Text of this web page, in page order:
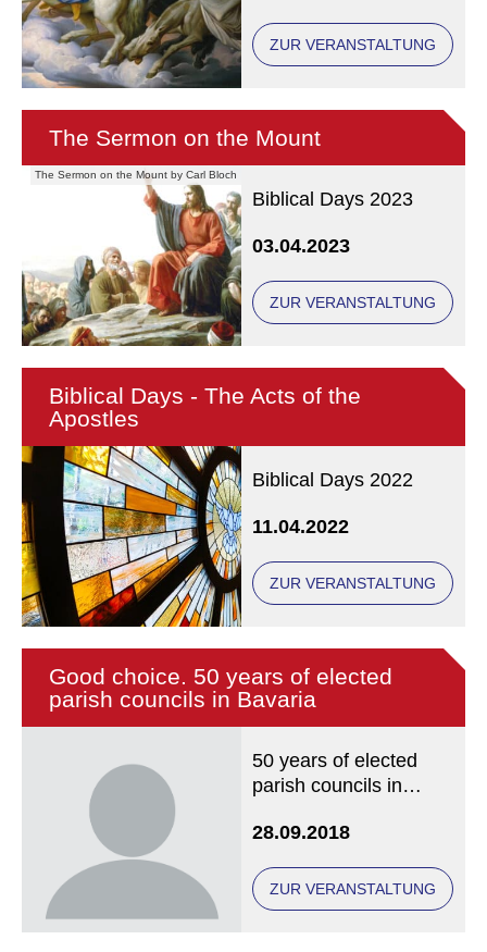
ZUR VERANSTALTUNG
The Sermon on the Mount by Carl Bloch
The Sermon on the Mount
Biblical Days 2023
03.04.2023
ZUR VERANSTALTUNG
Biblical Days - The Acts of the
Apostles
Biblical Days 2022
11.04.2022
ZUR VERANSTALTUNG
Good choice. 50 years of elected
parish councils in Bavaria
50 years of elected
parish councils in
28.09.2018
ZUR VERANSTALTUNG